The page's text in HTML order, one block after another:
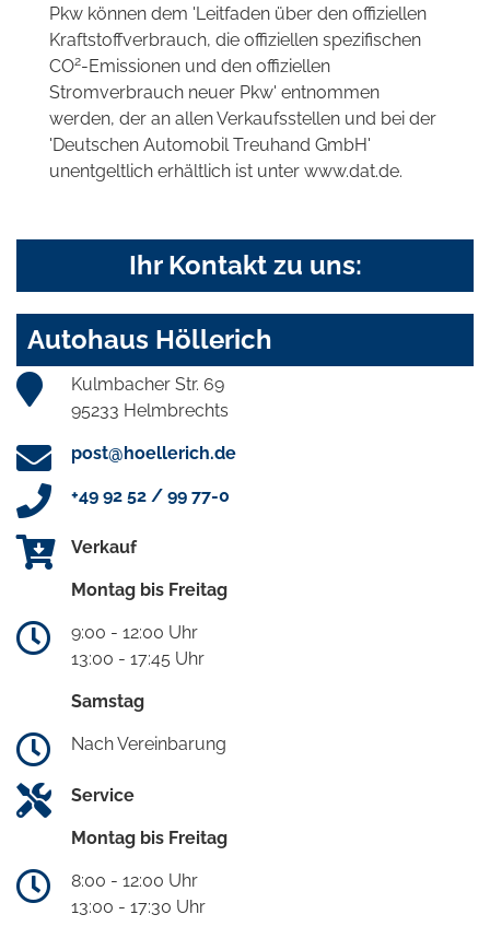
Pkw können dem 'Leitfaden über den offiziellen
Kraftstoffverbrauch, die offiziellen spezifischen
CO2-Emissionen und den offiziellen
Stromverbrauch neuer Pkw' entnommen
werden, der an allen Verkaufsstellen und bei der
'Deutschen Automobil Treuhand GmbH'
unentgeltlich erhältlich ist unter www.dat.de.
Ihr Kontakt zu uns:
Autohaus Höllerich
Kulmbacher Str. 69
95233 Helmbrechts
post@hoellerich.de
+49 92 52 / 99 77-0
Verkauf
Montag bis Freitag
9:00 - 12:00 Uhr
13:00 - 17:45 Uhr
Samstag
Nach Vereinbarung
Service
Montag bis Freitag
8:00 - 12:00 Uhr
13:00 - 17:30 Uhr